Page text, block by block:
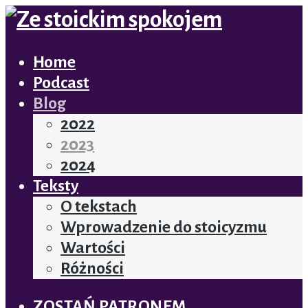
Home
Podcast
Blog
2022
2023
2024
Teksty
O tekstach
Wprowadzenie do stoicyzmu
Wartości
Różności